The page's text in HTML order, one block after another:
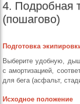
4. Подробная
(пошагово)
Подготовка
Выберите удобную,
с амортизацией,
для бега (асфальт,
Исходное положение